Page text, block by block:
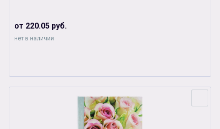
от 220.05 руб.
нет в наличии